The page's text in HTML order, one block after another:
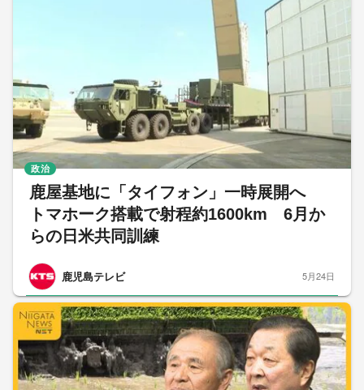
鹿屋基地に「タイフォン」一時展開へ
トマホーク搭載で射程約1600km 6月か
らの日米共同訓練
鹿児島テレビ
政治
5月24日